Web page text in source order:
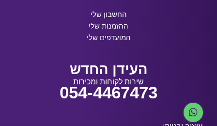
החשבון שלי
ההזמנות שלי
המועדפים שלי
העידן החדש
שירות לקוחות ומכירות
054-4467473